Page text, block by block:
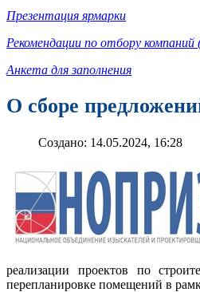
Презентация ярмарки
Рекомендации по отбору компаний
Анкета для заполнения
О сборе
Создано: 14.05.2024, 16:28
реализации проектов по
перепланировке помещений в